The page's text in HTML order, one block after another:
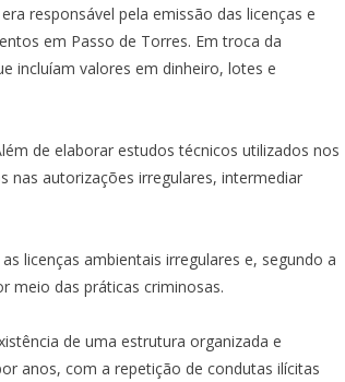
responsável pela emissão das licenças e
em Passo de Torres. Em troca da
incluíam valores em dinheiro, lotes e
de elaborar estudos técnicos utilizados nos
nas autorizações irregulares, intermediar
licenças ambientais irregulares e, segundo a
meio das práticas criminosas.
de uma estrutura organizada e
anos, com a repetição de condutas ilícitas